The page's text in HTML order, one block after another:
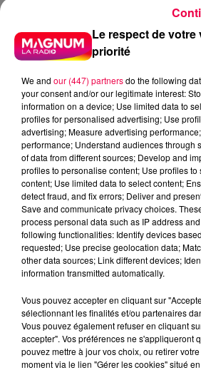
flash
Juliette Schang
Les infos de ce lundi matin.
0:00
15 juin 2026 - 5 min 1 sec
LUNDI MATIN - 15 JUIN
Le respect de
priorité
We and our (447) partnersdo the following
your consent and/or our legitimate interest:
information on a device; Use limited data to
profiles for personalised advertising; Use
advertising; Measure advertising
performance; Understand audiences through
of data from different sources; Develop and
profiles to personalise content; Use profiles
content; Use limited data to select content;
detect fraud, and fix errors; Deliver and
Save and communicate privacy choices.
process personal data such as IP address
following functionalities: Identify devices
requested; Use precise geolocation data;
other data sources; Link different devices;
information transmitted automatically.
Vous pouvez accepter en cliquant sur
sélectionnant les finalités et/ou partenaires
Vous pouvez également refuser en cliquant
accepter". Vos préférences ne s'appliqueront
pouvez mettre à jour vos choix, ou retirer
moment via le lien "Gérer les cookies" situé